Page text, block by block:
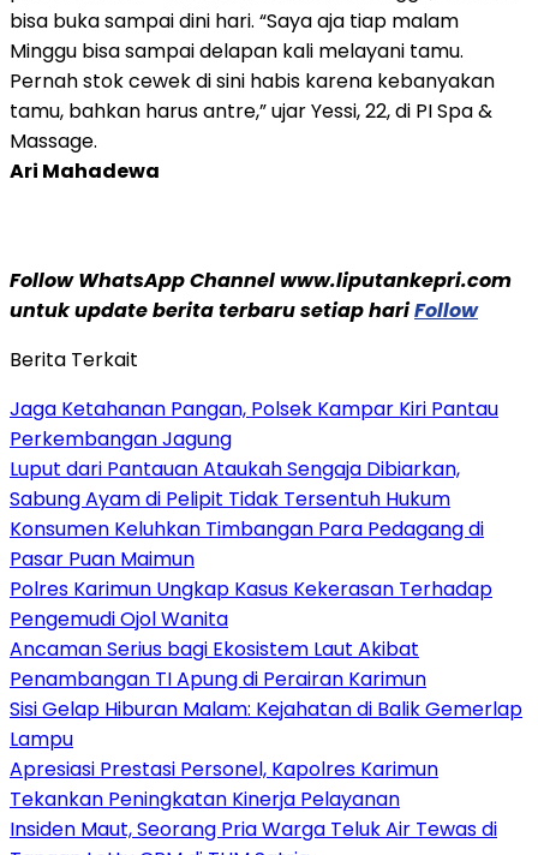
bisa buka sampai dini hari. “Saya aja tiap malam
Minggu bisa sampai delapan kali melayani tamu.
Pernah stok cewek di sini habis karena kebanyakan
tamu, bahkan harus antre,” ujar Yessi, 22, di PI Spa &
Massage.
Ari Mahadewa
Follow WhatsApp Channel www.liputankepri.com
untuk update berita terbaru setiap hariFollow
Berita Terkait
Jaga Ketahanan Pangan, Polsek Kampar Kiri Pantau
Perkembangan Jagung
Luput dari Pantauan Ataukah Sengaja Dibiarkan,
Sabung Ayam di Pelipit Tidak Tersentuh Hukum
Konsumen Keluhkan Timbangan Para Pedagang di
Pasar Puan Maimun
Polres Karimun Ungkap Kasus Kekerasan Terhadap
Pengemudi Ojol Wanita
Ancaman Serius bagi Ekosistem Laut Akibat
Penambangan TI Apung di Perairan Karimun
Sisi Gelap Hiburan Malam: Kejahatan di Balik Gemerlap
Lampu
Apresiasi Prestasi Personel, Kapolres Karimun
Tekankan Peningkatan Kinerja Pelayanan
Insiden Maut, Seorang Pria Warga Teluk Air Tewas di